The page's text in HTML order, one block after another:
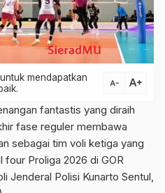
mendapatkan
text_decrease text_increase
fantastis yang diraih
fase reguler membawa
sebagai tim voli ketiga yang
Proliga 2026 di GOR
Jenderal Polisi Kunarto Sentul,